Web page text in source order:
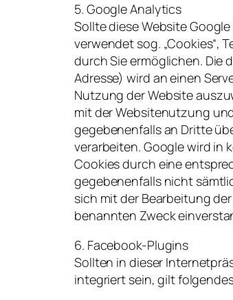
5. Google Analytics
Sollte diese Website
verwendet sog. „Cookies“,
durch Sie ermöglichen. Die
Adresse) wird an einen
Nutzung der Website
mit der Websitenutzung
gegebenenfalls an Dritte
verarbeiten. Google wird in
Cookies durch eine
gegebenenfalls nicht
sich mit der Bearbeitung
benannten Zweck
6. Facebook-Plugins
Sollten in dieser
integriert sein, gilt